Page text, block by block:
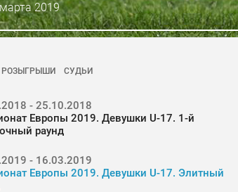
2019
РОЗЫГРЫШИ СУДЬИ
- 25.10.2018
Европы 2019. Девушки U-17. 1-й
раунд
- 16.03.2019
Европы 2019. Девушки U-17. Элитный